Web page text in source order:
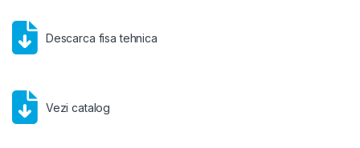
Descarca fisa tehnica
Vezi catalog